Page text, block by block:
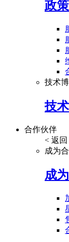
政
技术
技
合作伙伴
< 返回
成为
成